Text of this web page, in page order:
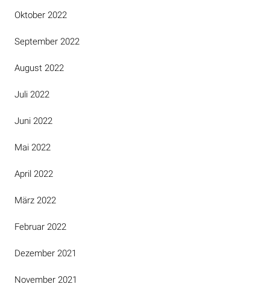
Oktober 2022
September 2022
August 2022
Juli 2022
Juni 2022
Mai 2022
April 2022
März 2022
Februar 2022
Dezember 2021
November 2021